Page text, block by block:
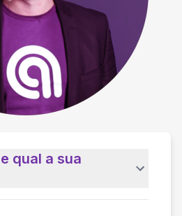
qual a sua